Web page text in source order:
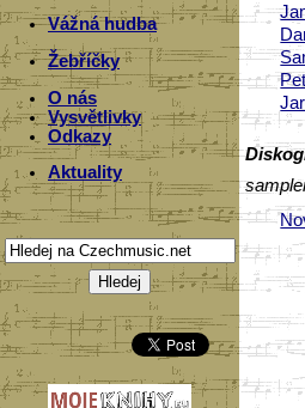
Vážná hudba
Žebříčky
O nás
Vysvětlivky
Odkazy
Aktuality